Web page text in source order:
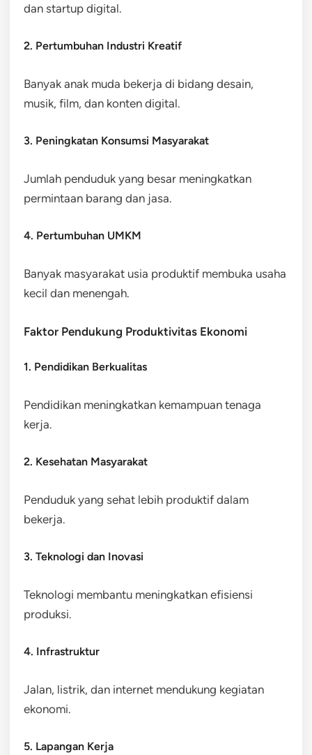
dan startup digital.
2. Pertumbuhan Industri Kreatif
Banyak anak muda bekerja di bidang desain,
musik, film, dan konten digital.
3. Peningkatan Konsumsi Masyarakat
Jumlah penduduk yang besar meningkatkan
permintaan barang dan jasa.
4. Pertumbuhan UMKM
Banyak masyarakat usia produktif membuka usaha
kecil dan menengah.
Faktor Pendukung Produktivitas Ekonomi
1. Pendidikan Berkualitas
Pendidikan meningkatkan kemampuan tenaga
kerja.
2. Kesehatan Masyarakat
Penduduk yang sehat lebih produktif dalam
bekerja.
3. Teknologi dan Inovasi
Teknologi membantu meningkatkan efisiensi
produksi.
4. Infrastruktur
Jalan, listrik, dan internet mendukung kegiatan
ekonomi.
5. Lapangan Kerja